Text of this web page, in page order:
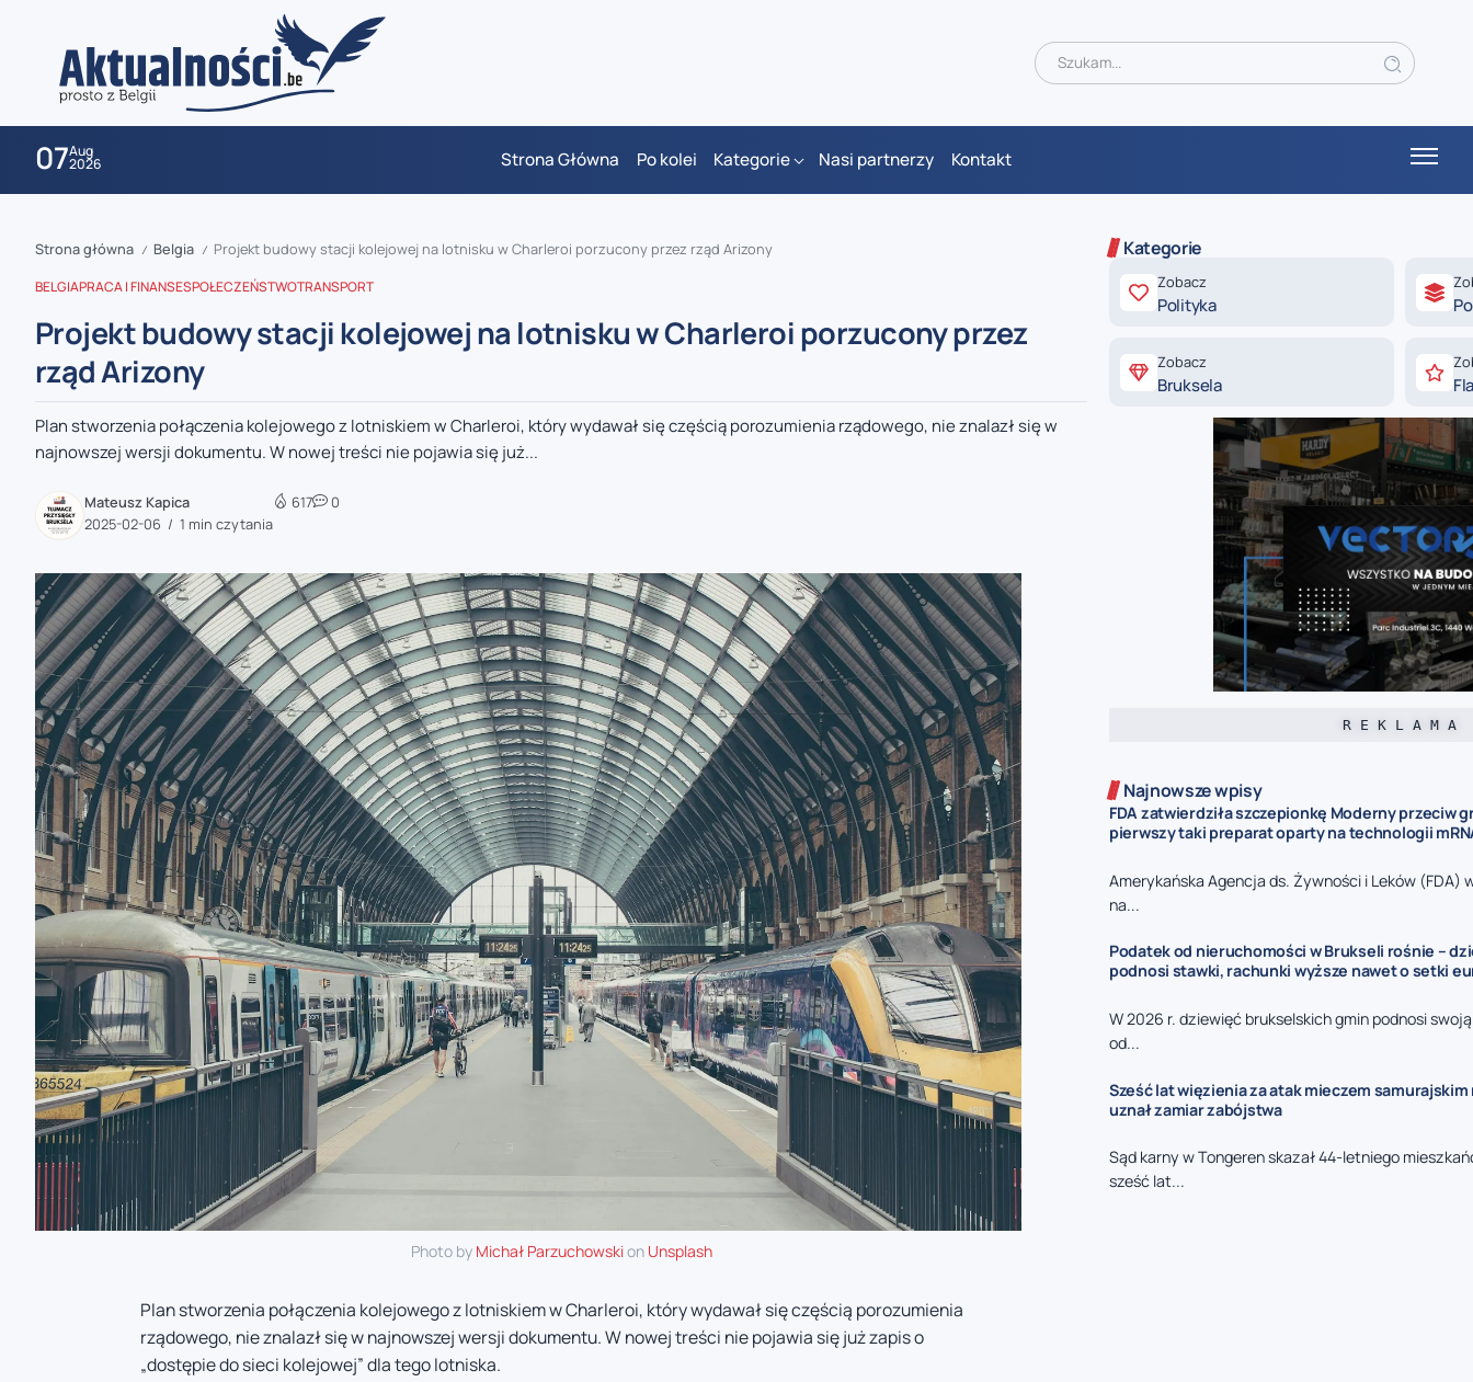
07Aug
2026 Strona Główna Po kolei Kategorie Nasi partnerzy Kontakt
zaobserwuj nas
zaobserwuj nas
zaobserwuj nas
zaobserwuj nas
zaobserwuj nas
Strona główna / Belgia / Projekt budowy stacji kolejowej na lotnisku w Charleroi porzucony przez rząd Arizony
BELGIAPRACA I FINANSESPOŁECZEŃSTWOTRANSPORT
Projekt budowy stacji kolejowej na lotnisku w Charleroi porzucony przez
rząd Arizony
Plan stworzenia połączenia kolejowego z lotniskiem w Charleroi, który wydawał się częścią porozumienia rządowego, nie znalazł się w
najnowszej wersji dokumentu. W nowej treści nie pojawia się już...
Mateusz Kapica
2025-02-06
1 min czytania
617 0
Photo by Michał Parzuchowskion Unsplash
Plan stworzenia połączenia kolejowego z lotniskiem w Charleroi, który wydawał się częścią porozumienia
rządowego, nie znalazł się w najnowszej wersji dokumentu. W nowej treści nie pojawia się już zapis o
„dostępie do sieci kolejowej” dla tego lotniska.
Kategorie
Zobacz
Polityka
Zobacz
Bruksela
R E K L A M A
Najnowsze wpisy
FDA zatwierdziła szczepionkę Moderny przeciw
pierwszy taki preparat oparty na technologii
Amerykańska Agencja ds. Żywności i Leków (FDA)
na...
Podatek od nieruchomości w Brukseli rośnie –
podnosi stawki, rachunki wyższe nawet o setki
W 2026 r. dziewięć brukselskich gmin podnosi
od...
Sześć lat więzienia za atak mieczem samurajskim
uznał zamiar zabójstwa
Sąd karny w Tongeren skazał 44-letniego
sześć lat...